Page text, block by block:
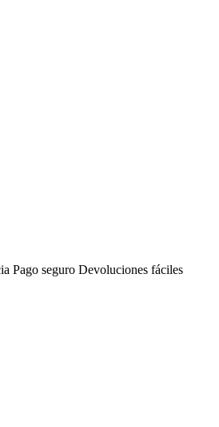
Pago seguro Devoluciones fáciles